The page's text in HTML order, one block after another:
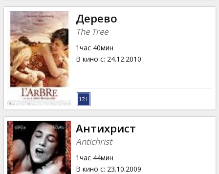
Дерево
The Tree
1час 40мин
В кино с: 24.12.2010
Антихрист
Antichrist
1час 44мин
В кино с: 23.10.2009